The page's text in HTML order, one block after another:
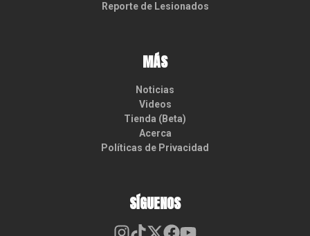
Reporte de Lesionados
MÁS
Noticias
Videos
Tienda (Beta)
Acerca
Políticas de Privacidad
SÍGUENOS